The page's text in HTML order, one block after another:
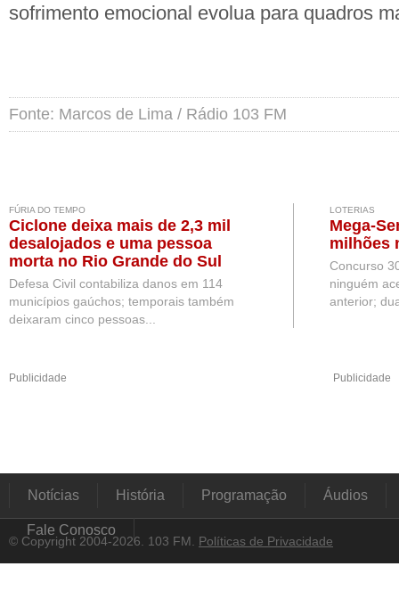
sofrimento emocional evolua para quadros
Fonte: Marcos de Lima / Rádio 103 FM
FÚRIA DO TEMPO
Ciclone deixa mais de 2,3 mil
desalojados e uma pessoa
morta no Rio Grande do Sul
Defesa Civil contabiliza danos em 114
municípios gaúchos; temporais também
deixaram cinco pessoas...
LOTERIAS
Mega-
milhões
Concurso
ninguém
anterior;
Publicidade Publicidade
Notícias História Programação Áudios
Fale Conosco
© Copyright 2004-2026. 103 FM. Políticas de Privacidade